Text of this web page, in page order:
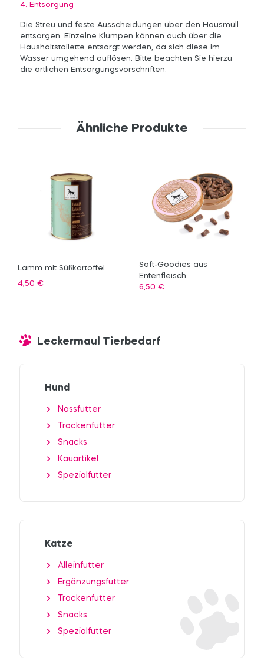
4. Entsorgung
Die Streu und feste Ausscheidungen über den Hausmüll
entsorgen. Einzelne Klumpen können auch über die
Haushaltstoilette entsorgt werden, da sich diese im
Wasser umgehend auflösen. Bitte beachten Sie hierzu
die örtlichen Entsorgungsvorschriften.
Ähnliche Produkte
Lamm mit Süßkartoffel
4,50 €
Soft-Goodies aus
Entenfleisch
6,50 €
Leckermaul Tierbedarf
Hund
Nassfutter
Trockenfutter
Snacks
Kauartikel
Spezialfutter
Katze
Alleinfutter
Ergänzungsfutter
Trockenfutter
Snacks
Spezialfutter